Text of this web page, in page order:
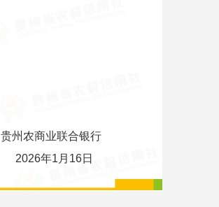
贵州农商业联合银行
2026年1月16日